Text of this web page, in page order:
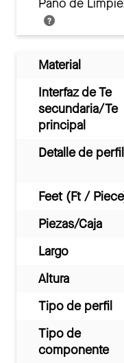
Paño de
Material
Interfaz de Te
secundaria/Te
principal
Detalle de perfil
Feet (Ft /
Piezas/Caja
Largo
Altura
Tipo de perfil
Tipo de
componente